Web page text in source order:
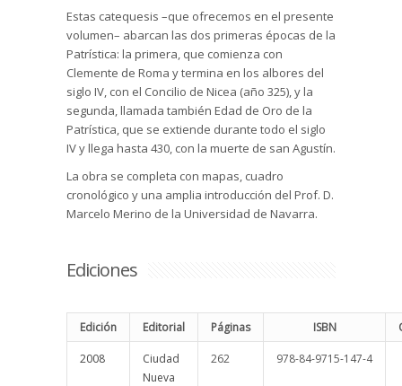
Estas catequesis –que ofrecemos en el presente
volumen– abarcan las dos primeras épocas de la
Patrística: la primera, que comienza con
Clemente de Roma y termina en los albores del
siglo IV, con el Concilio de Nicea (año 325), y la
segunda, llamada también Edad de Oro de la
Patrística, que se extiende durante todo el siglo
IV y llega hasta 430, con la muerte de san Agustín.
La obra se completa con mapas, cuadro
cronológico y una amplia introducción del Prof. D.
Marcelo Merino de la Universidad de Navarra.
Ediciones
Edición Editorial Páginas ISBN
2008
Ciudad
Nueva
262 978-84-9715-147-4